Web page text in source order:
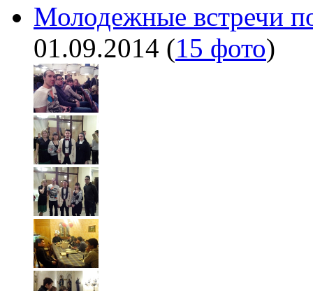
Молодежные встречи
01.09.2014 (15 фото)